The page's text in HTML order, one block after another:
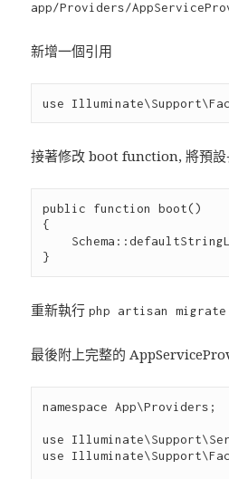
app/Providers/
新增一個引用
接著修改 boot function, 將預設
public function boot()
{
重新執行php artisan migrate
最後附上完整的
namespace App\Providers;
use
use